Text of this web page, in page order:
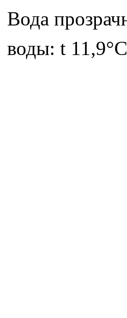
Вода
воды: t